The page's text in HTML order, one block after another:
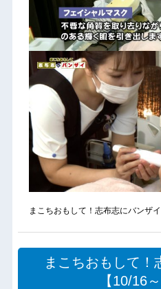
まこちおもして！志布志にバンザイ
まこちおもして！
【10/16